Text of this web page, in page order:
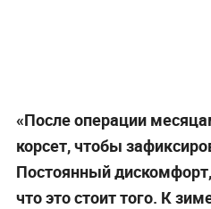
«После операции
корсет, чтобы
Постоянный
что это стоит того. К